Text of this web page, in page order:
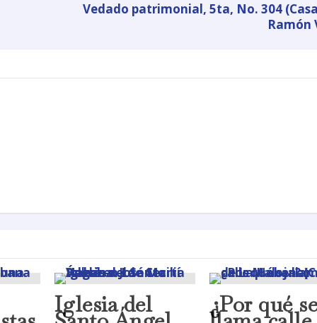
Vedado patrimonial, 5ta, No. 304
Ramón
Iglesia del ¿Por qué